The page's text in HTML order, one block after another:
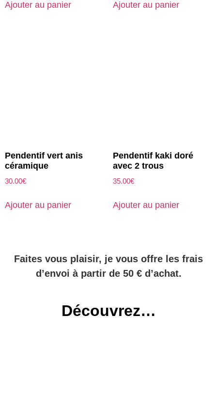
Ajouter au panier Ajouter au panier
Pendentif vert anis
céramique
30.00€
Ajouter au panier
Pendentif kaki doré
avec 2 trous
35.00€
Ajouter au panier
Faites vous plaisir, je vous offre les frais
d’envoi à partir de 50 € d’achat.
Découvrez…